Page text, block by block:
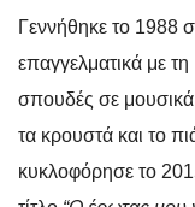
Γεννήθηκε το 1988
επαγγελματικά με
σπουδές σε
τα κρουστά και το
κυκλοφόρησε το